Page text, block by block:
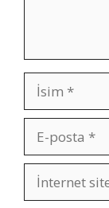
İsim
posta
İnternet
sitesi